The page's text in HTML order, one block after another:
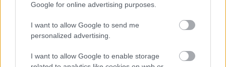
Google for online advertising purposes.
I want to allow Google to send me
personalized advertising.
I want to allow Google to enable storage